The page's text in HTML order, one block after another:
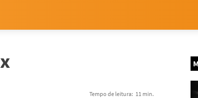
Tempo de leitura: 11 min.